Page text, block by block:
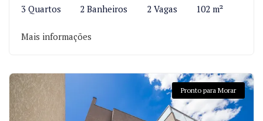
3 Quartos 2 Banheiros 2 Vagas 102 m²
Mais informações
Pronto para Morar